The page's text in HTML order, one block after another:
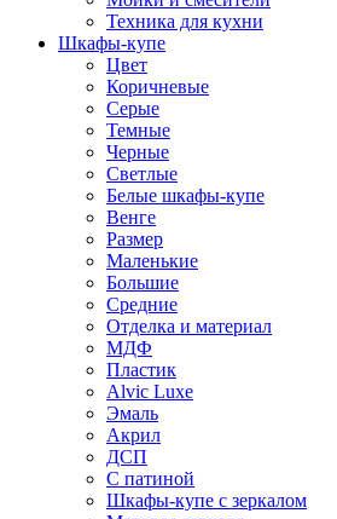
Техника для кухни
Шкафы-купе
Цвет
Коричневые
Серые
Темные
Черные
Светлые
Белые шкафы-купе
Венге
Размер
Маленькие
Большие
Средние
Отделка и материал
МДФ
Пластик
Alvic Luxe
Эмаль
Акрил
ДСП
С патиной
Шкафы-купе с зеркалом